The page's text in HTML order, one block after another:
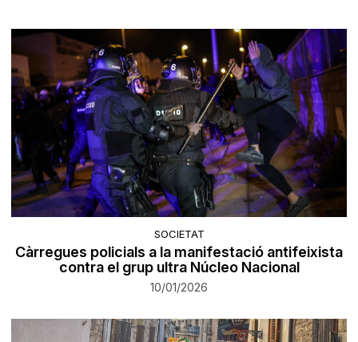
SOCIETAT
Càrregues policials a la manifestació antifeixista
contra el grup ultra Núcleo Nacional
10/01/2026